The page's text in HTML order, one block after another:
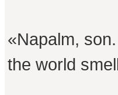
«Napalm,
the world